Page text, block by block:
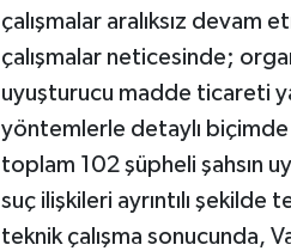
çalışmalar aralıksız devam
çalışmalar neticesinde;
uyuşturucu madde ticareti
yöntemlerle detaylı
toplam 102 şüpheli şahsın
suç ilişkileri ayrıntılı
teknik çalışma sonucunda,